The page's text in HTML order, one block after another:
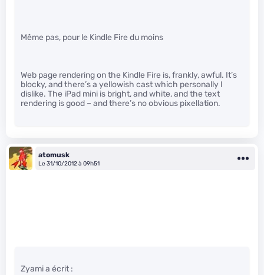
Même pas, pour le Kindle Fire du moins
Web page rendering on the Kindle Fire is, frankly, awful. It’s
blocky, and there’s a yellowish cast which personally I
dislike. The iPad mini is bright, and white, and the text
rendering is good – and there’s no obvious pixellation.
atomusk
Le 31/10/2012 à 09h51
Zyami a écrit :